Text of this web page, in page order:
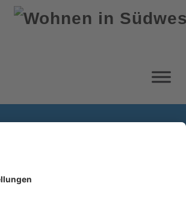
Energieberatung